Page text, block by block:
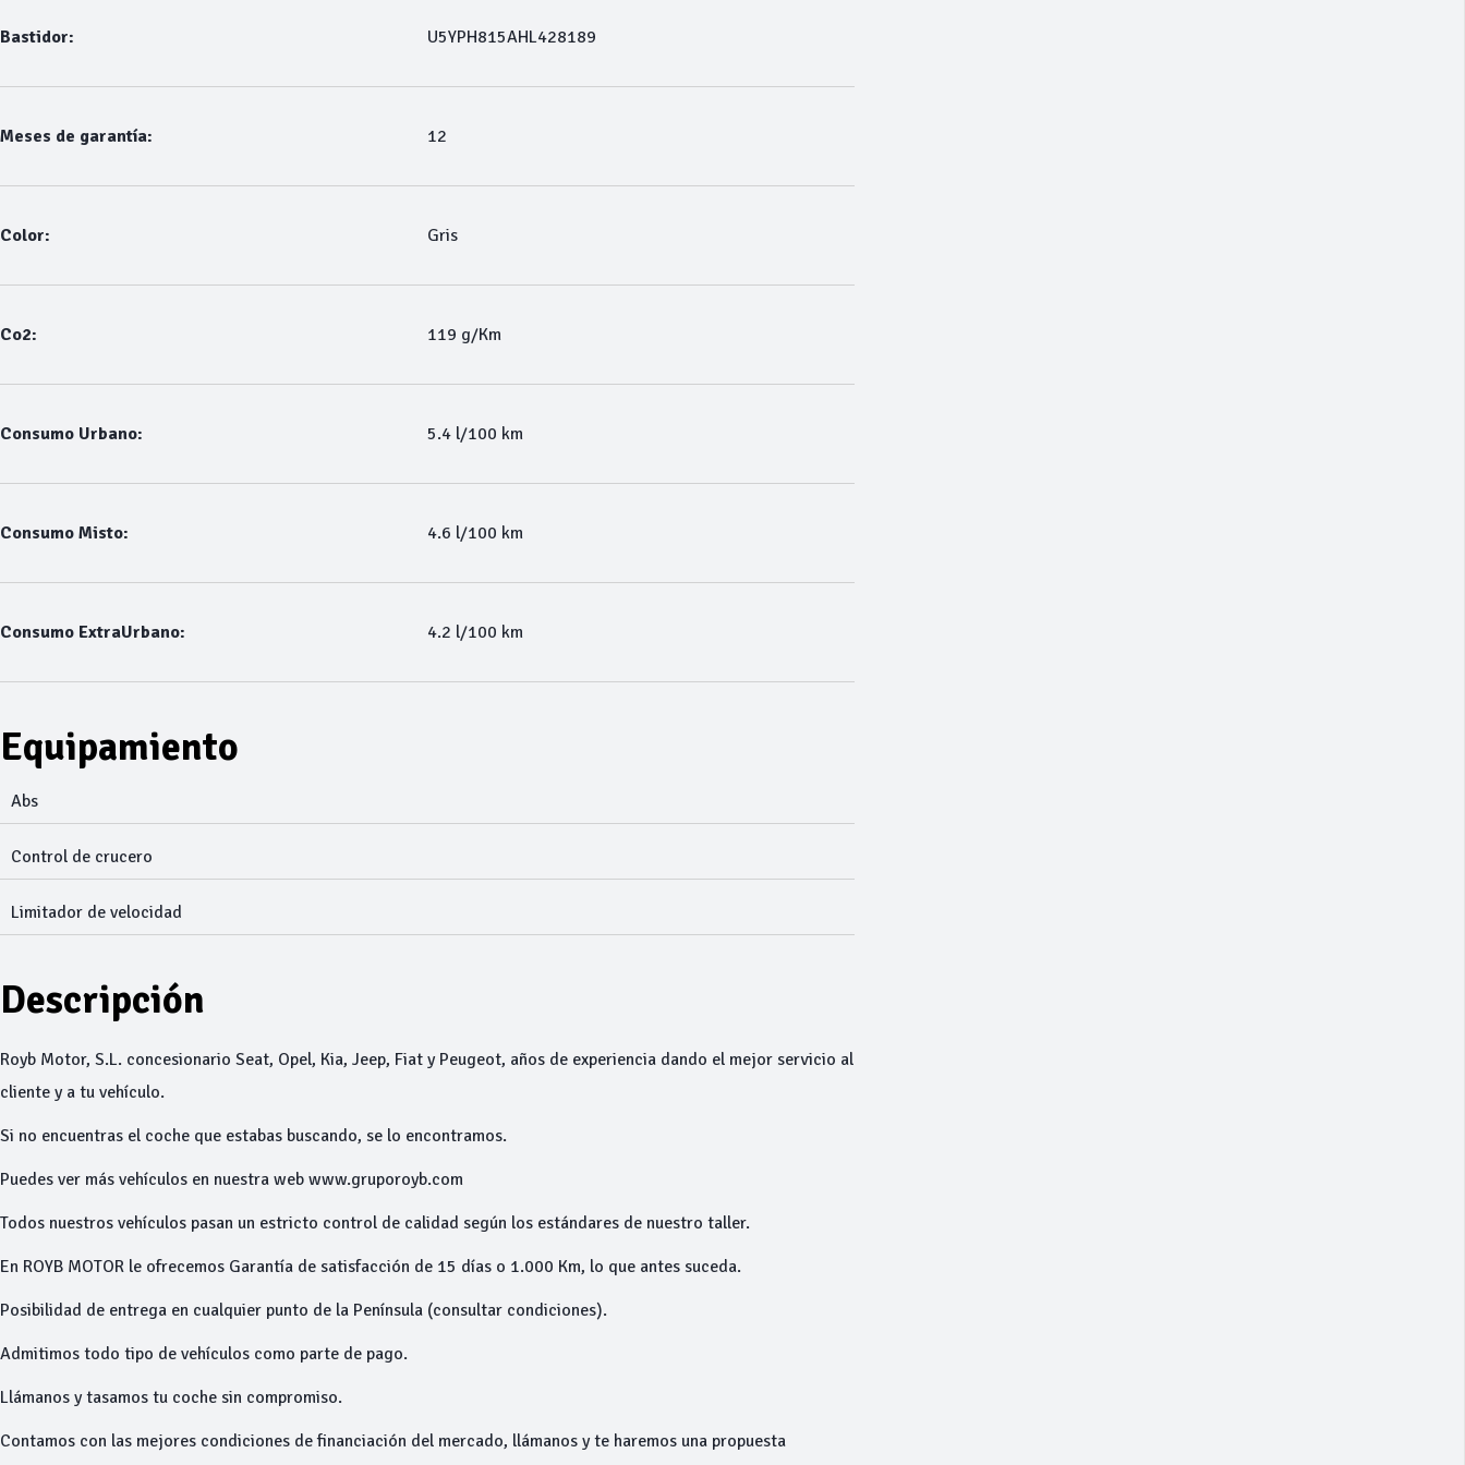
Bastidor: U5YPH815AHL428189
Meses de garantía: 12
Color: Gris
Co2: 119 g/Km
Consumo Urbano: 5.4 l/100 km
Consumo Misto: 4.6 l/100 km
Consumo ExtraUrbano: 4.2 l/100 km
Equipamiento
Abs
Control de crucero
Limitador de velocidad
Descripción
Royb Motor, S.L. concesionario Seat, Opel, Kia, Jeep, Fiat y Peugeot, años de experiencia dando el mejor servicio al
cliente y a tu vehículo.
Si no encuentras el coche que estabas buscando, se lo encontramos.
Puedes ver más vehículos en nuestra web www.gruporoyb.com
Todos nuestros vehículos pasan un estricto control de calidad según los estándares de nuestro taller.
En ROYB MOTOR le ofrecemos Garantía de satisfacción de 15 días o 1.000 Km, lo que antes suceda.
Posibilidad de entrega en cualquier punto de la Península (consultar condiciones).
Admitimos todo tipo de vehículos como parte de pago.
Llámanos y tasamos tu coche sin compromiso.
Contamos con las mejores condiciones de financiación del mercado, llámanos y te haremos una propuesta